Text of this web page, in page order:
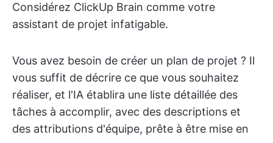
Considérez ClickUp Brain comme votre
assistant de projet infatigable.
Vous avez besoin de créer un plan de projet ? Il
vous suffit de décrire ce que vous souhaitez
réaliser, et l'IA établira une liste détaillée des
tâches à accomplir, avec des descriptions et
des attributions d'équipe, prête à être mise en